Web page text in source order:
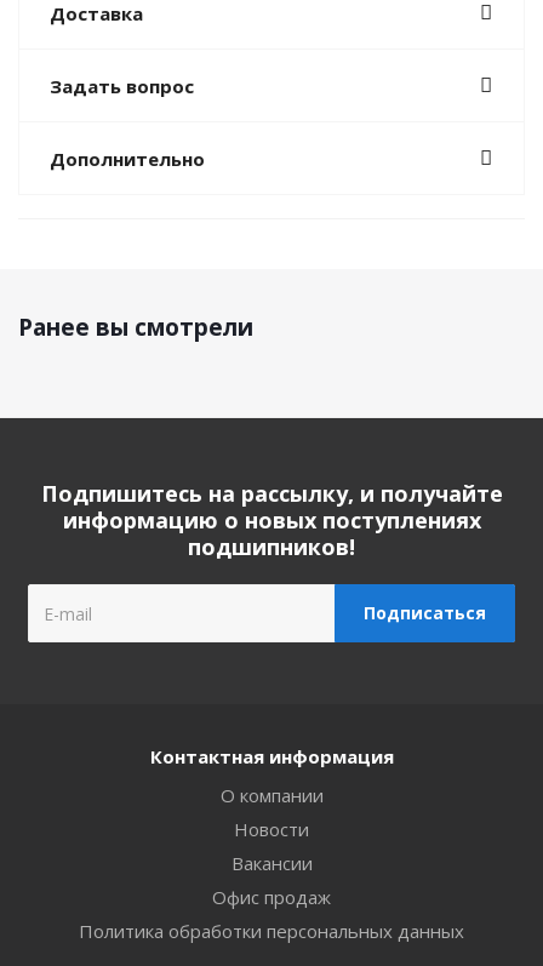
Доставка
Задать вопрос
Дополнительно
Ранее вы смотрели
Подпишитесь на рассылку, и получайте
информацию о новых поступлениях
подшипников!
Контактная информация
О компании
Новости
Вакансии
Офис продаж
Политика обработки персональных данных